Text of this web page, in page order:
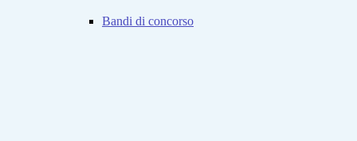
Bandi di concorso